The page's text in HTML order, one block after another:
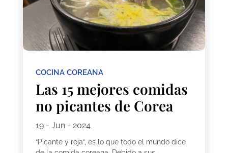
COCINA COREANA
Las 15 mejores comidas
no picantes de Corea
19 - Jun - 2024
“Picante y roja“, es lo que todo el mundo dice